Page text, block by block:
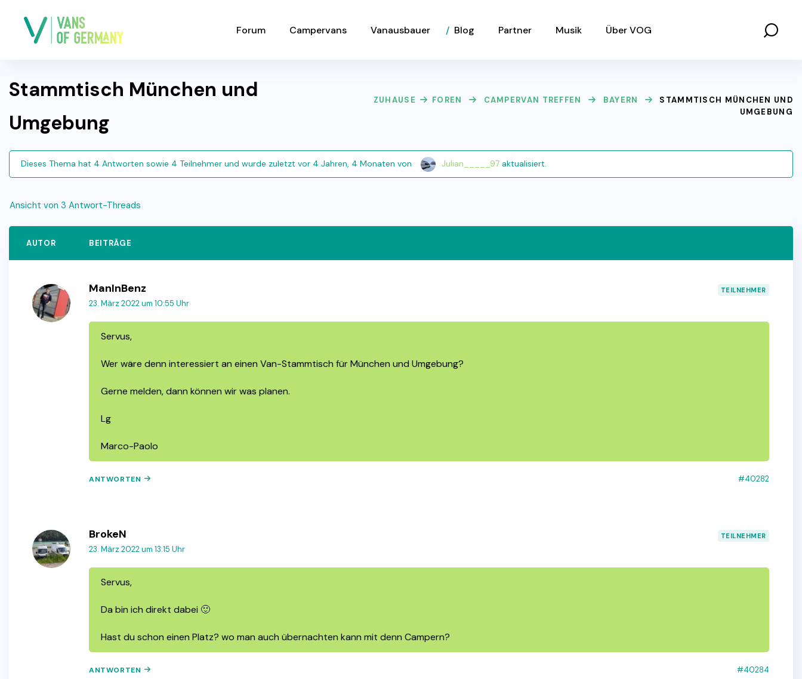
Forum Campervans Vanausbauer Blog Partner Musik Über VOG
Stammtisch München und
Umgebung
ZUHAUSE FOREN CAMPERVAN TREFFEN BAYERN
STAMMTISCH MÜNCHEN UND
UMGEBUNG
Dieses Thema hat 4 Antworten sowie 4 Teilnehmer und wurde zuletztvor 4 Jahren, 4 Monaten von Julian_____97 aktualisiert.
Ansicht von 3 Antwort-Threads
AUTOR BEITRÄGE
ManInBenz
23. März 2022 um 10:55 Uhr
TEILNEHMER
Servus,
Wer wäre denn interessiert an einen Van-Stammtisch für München und Umgebung?
Gerne melden, dann können wir was planen.
Lg
Marco-Paolo
ANTWORTEN #40282
BrokeN
23. März 2022 um 13:15 Uhr
TEILNEHMER
Servus,
Da bin ich direkt dabei 🙂
Hast du schon einen Platz? wo man auch übernachten kann mit denn Campern?
ANTWORTEN #40284